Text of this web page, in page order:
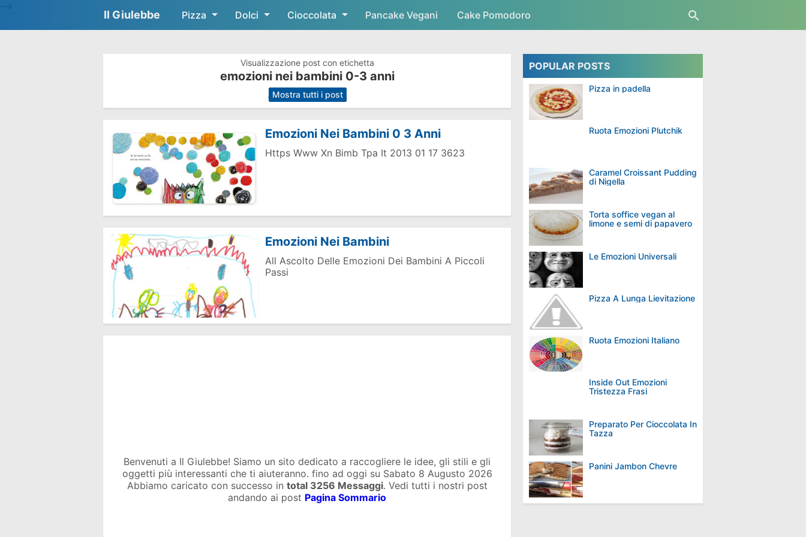
Skip to main content
Il Giulebbe Pizza Dolci Cioccolata Pancake Vegani Cake Pomodoro
Visualizzazione post con etichetta
emozioni nei bambini 0-3 anni
. Mostra tutti i post
Emozioni Nei Bambini 0 3 Anni
Https Www Xn Bimb Tpa It 2013 01 17 3623
Emozioni Nei Bambini
All Ascolto Delle Emozioni Dei Bambini A Piccoli
Passi
Benvenuti a Il Giulebbe! Siamo un sito dedicato a raccogliere le idee, gli stili e gli
oggetti più interessanti che ti aiuteranno. fino ad oggi su Sabato 8 Augusto 2026
Abbiamo caricato con successo in total 3256 Messaggi. Vedi tutti i nostri post
andando ai post Pagina Sommario
POPULAR POSTS
Pizza in padella
Ruota Emozioni Plutchik
Caramel Croissant Pudding
di Nigella
Torta soffice vegan al
limone e semi di papavero
Le Emozioni Universali
Pizza A Lunga Lievitazione
Ruota Emozioni Italiano
Inside Out Emozioni
Tristezza Frasi
Preparato Per Cioccolata In
Tazza
Panini Jambon Chevre